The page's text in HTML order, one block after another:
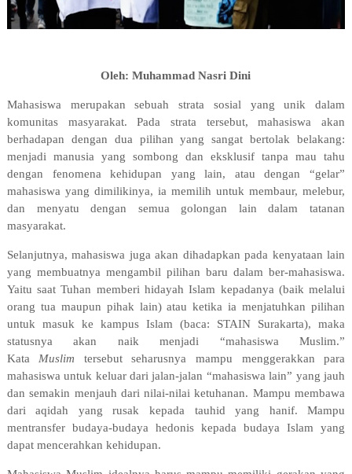
Oleh: Muhammad Nasri Dini
Mahasiswa merupakan sebuah strata sosial yang unik dalam
komunitas masyarakat. Pada strata tersebut, mahasiswa akan
berhadapan dengan dua pilihan yang sangat bertolak belakang:
menjadi manusia yang sombong dan eksklusif tanpa mau tahu
dengan fenomena kehidupan yang lain, atau dengan “gelar”
mahasiswa yang dimilikinya, ia memilih untuk membaur, melebur,
dan menyatu dengan semua golongan lain dalam tatanan
masyarakat.
Selanjutnya, mahasiswa juga akan dihadapkan pada kenyataan lain
yang membuatnya mengambil pilihan baru dalam ber-mahasiswa.
Yaitu saat Tuhan memberi hidayah Islam kepadanya (baik melalui
orang tua maupun pihak lain) atau ketika ia menjatuhkan pilihan
untuk masuk ke kampus Islam (baca: STAIN Surakarta), maka
statusnya akan naik menjadi “mahasiswa Muslim.”
Kata Muslim tersebut seharusnya mampu menggerakkan para
mahasiswa untuk keluar dari jalan-jalan “mahasiswa lain” yang jauh
dan semakin menjauh dari nilai-nilai ketuhanan. Mampu membawa
dari aqidah yang rusak kepada tauhid yang hanif. Mampu
mentransfer budaya-budaya hedonis kepada budaya Islam yang
dapat mencerahkan kehidupan.